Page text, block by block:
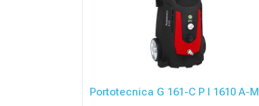
Portotecnica G 161-C P I 1610 A-M